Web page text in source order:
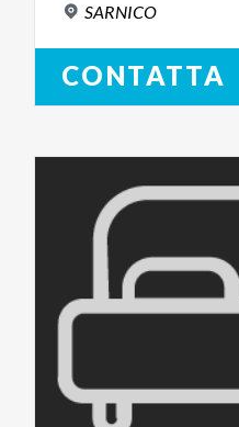
SARNICO
CONTATTA